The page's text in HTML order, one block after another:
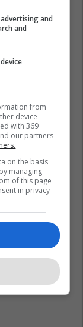
and
and
from
device
with 369
our partners
on the basis
managing
of this page
in privacy